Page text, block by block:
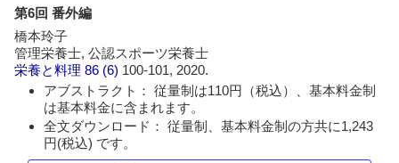
第6回 番外編
橋本玲子
管理栄養士, 公認スポーツ栄養士
栄養と料理 86 (6) 100-101, 2020.
アブストラクト： 従量制は110円（税込）、基本料金制
は基本料金に含まれます。
全文ダウンロード： 従量制、基本料金制の方共に1,243
円(税込) です。